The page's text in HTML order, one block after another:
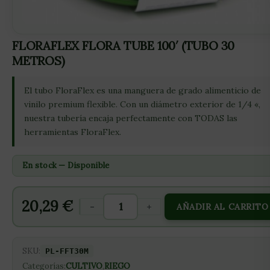
FLORAFLEX FLORA TUBE 100′ (TUBO 30
METROS)
El tubo FloraFlex es una manguera de grado alimenticio de
vinilo premium flexible. Con un diámetro exterior de 1/4 «,
nuestra tubería encaja perfectamente con TODAS las
herramientas FloraFlex.
En stock — Disponible
20,29 € - + AÑADIR AL CARRITO
SKU: PL-FFT30M
Categorías:CULTIVO,RIEGO